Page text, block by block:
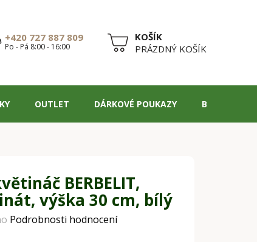
+420 727 887 809
Po - Pá 8:00 - 16:00
NÁKUPNÍPRÁZDNÝ KOŠÍK
OUTLET DÁRKOVÉ POUKAZY BLOG
BERBELIT,
výška 30 cm, bílý
Podrobnosti hodnocení